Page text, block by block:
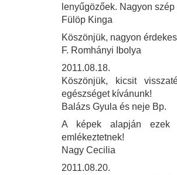
lenyűgözőek. Nagyon
Fülöp Kinga
Köszönjük, nagyon
F. Romhányi Ibolya
2011.08.18.
Köszönjük, kicsit
egészséget kívánunk!
Balázs Gyula és neje Bp.
A képek alapján
emlékeztetnek!
Nagy Cecilia
2011.08.20.